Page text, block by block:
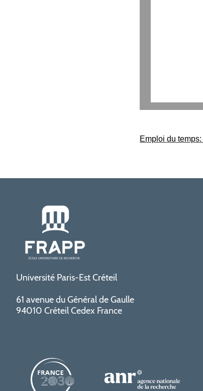
Emploi du temps:
Université Paris-Est Créteil
61 avenue du Général de Gaulle
94010 Créteil Cedex France